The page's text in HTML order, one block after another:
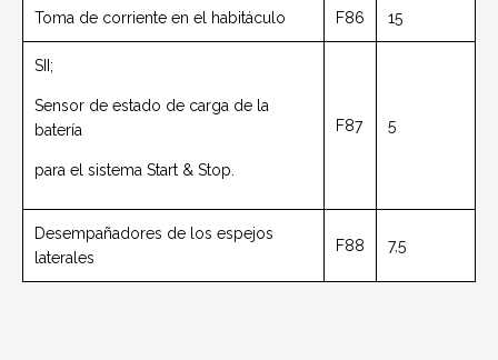
Toma de corriente en el habitáculo F86 15
SII;
Sensor de estado de carga de la
batería
para el sistema Start & Stop.
F87 5
Desempañadores de los espejos
laterales
F88 7,5